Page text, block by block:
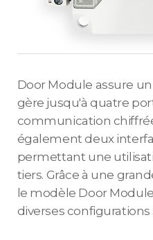
Door Module assure
gère jusqu'à quatre
communication
également deux
permettant une
tiers. Grâce à une
le modèle Door
diverses configurations